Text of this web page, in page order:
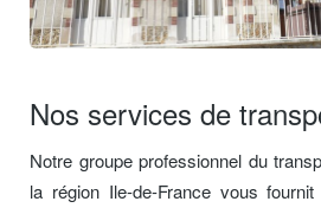
Nos services de
Notre groupe professionnel du
la région Ile-de-France vous